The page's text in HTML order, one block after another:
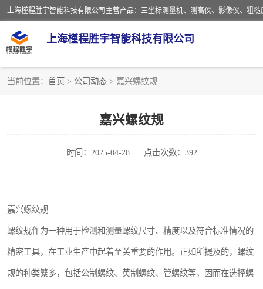
上海槿程胜宇智能科技有限公司
当前位置： 首页 > 公司动态 > 嘉兴螺纹规
嘉兴螺纹规
时间：2025-04-28 点击次数：392
嘉兴螺纹规
螺纹规作为一种用于检测和测量螺纹尺寸、精度以及符合标准情况的
精密工具，在工业生产中起着至关重要的作用。正如所提及的，螺纹
规的种类繁多，包括公制螺纹、英制螺纹、管螺纹等，因而在选择螺